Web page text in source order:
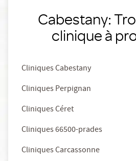
Cabestany:
clinique à
Cliniques Cabestany
Cliniques Perpignan
Cliniques Céret
Cliniques 66500-prades
Cliniques Carcassonne